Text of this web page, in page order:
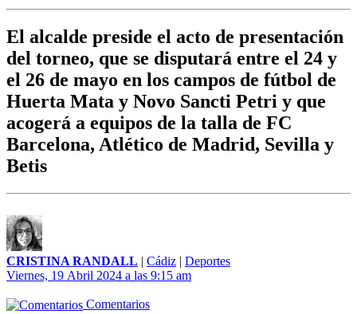
El alcalde preside el acto de presentación
del torneo, que se disputará entre el 24 y
el 26 de mayo en los campos de fútbol de
Huerta Mata y Novo Sancti Petri y que
acogerá a equipos de la talla de FC
Barcelona, Atlético de Madrid, Sevilla y
Betis
CRISTINA RANDALL | Cádiz | Deportes
Viernes, 19 Abril 2024 a las 9:15 am
Comentarios